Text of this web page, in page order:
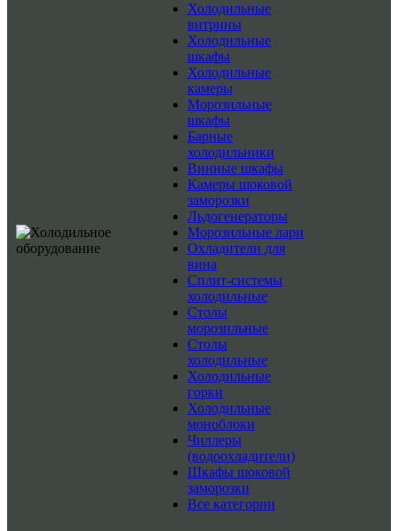
Холодильные
витрины
Холодильные
шкафы
Холодильные
камеры
Морозильные
шкафы
Барные
холодильники
Винные шкафы
Камеры шоковой
заморозки
Льдогенераторы
Морозильные лари
Охладители для
вина
Сплит-системы
холодильные
Столы
морозильные
Столы
холодильные
Холодильные
горки
Холодильные
моноблоки
Чиллеры
(водоохладители)
Шкафы шоковой
заморозки
Все категории